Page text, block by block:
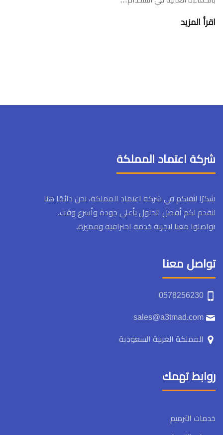
اقرأ المزيد
شركة اعتماد المملكة
شكرًا لثقتكم في شركة اعتماد المملكة، نحن دائمًا هنا
لنقدم لكم أفضل الحلول بأعلى جودة وأسرع وقت.
تواصلوا معنا لتجربة خدمة احترافية ومميزة.
تواصل معنا
المملكة العربية السعودية
روابط تهمك
خدمات الترميم